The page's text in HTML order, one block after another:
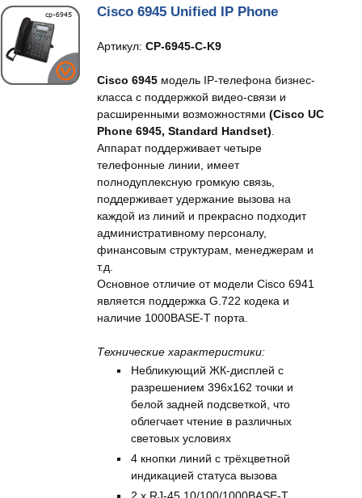
Cisco 6945 Unified IP Phone
Артикул: CP-6945-C-K9
Cisco 6945 модель IP-телефона бизнес-
класса с поддержкой видео-связи и
расширенными возможностями (Cisco UC
Phone 6945, Standard Handset)
Аппарат поддерживает четыре
телефонные линии, имеет
полнодуплексную громкую связь,
поддерживает удержание вызова на
каждой из линий и прекрасно подходит
административному персоналу,
финансовым структурам, менеджерам и
т.д.
Основное отличие от модели Cisco 6941
является поддержка G.722 кодека и
наличие 1000BASE-T порта.
Технические характеристики:
Небликующий ЖК-дисплей с
разрешением 396х162 точки и
белой задней подсветкой, что
облегчает чтение в различных
световых условиях
4 кнопки линий с трёхцветной
индикацией статуса вызова